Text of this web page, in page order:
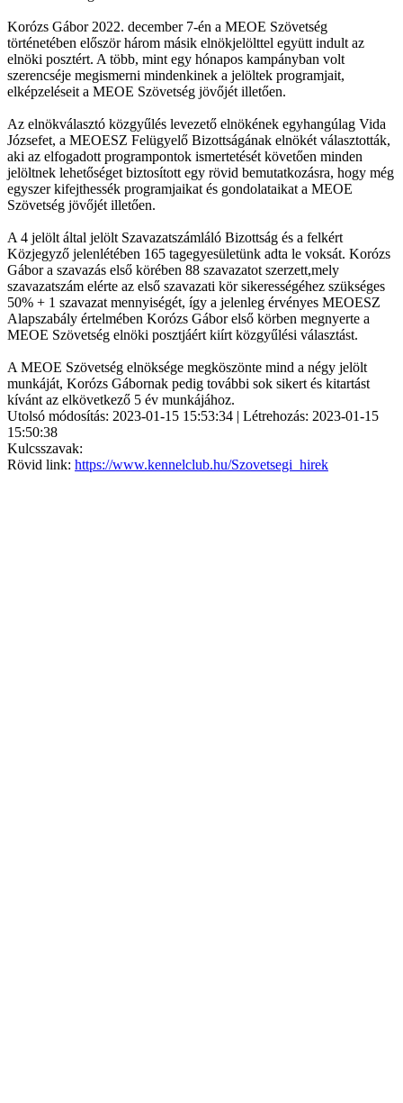
Korózs Gábor 2022. december 7-én a MEOE Szövetség
történetében először három másik elnökjelölttel együtt indult az
elnöki posztért. A több, mint egy hónapos kampányban volt
szerencséje megismerni mindenkinek a jelöltek programjait,
elképzeléseit a MEOE Szövetség jövőjét illetően.
Az elnökválasztó közgyűlés levezető elnökének egyhangúlag Vida
Józsefet, a MEOESZ Felügyelő Bizottságának elnökét választották,
aki az elfogadott programpontok ismertetését követően minden
jelöltnek lehetőséget biztosított egy rövid bemutatkozásra, hogy még
egyszer kifejthessék programjaikat és gondolataikat a MEOE
Szövetség jövőjét illetően.
A 4 jelölt által jelölt Szavazatszámláló Bizottság és a felkért
Közjegyző jelenlétében 165 tagegyesületünk adta le voksát. Korózs
Gábor a szavazás első körében 88 szavazatot szerzett,mely
szavazatszám elérte az első szavazati kör sikerességéhez szükséges
50% + 1 szavazat mennyiségét, így a jelenleg érvényes MEOESZ
Alapszabály értelmében Korózs Gábor első körben megnyerte a
MEOE Szövetség elnöki posztjáért kiírt közgyűlési választást.
A MEOE Szövetség elnöksége megköszönte mind a négy jelölt
munkáját, Korózs Gábornak pedig további sok sikert és kitartást
kívánt az elkövetkező 5 év munkájához.
Utolsó módosítás: 2023-01-15 15:53:34 | Létrehozás: 2023-01-15
15:50:38
Kulcsszavak:
Rövid link: https://www.kennelclub.hu/Szovetsegi_hirek